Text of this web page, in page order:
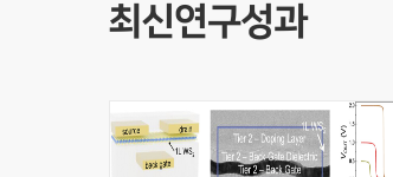
최신연구성과